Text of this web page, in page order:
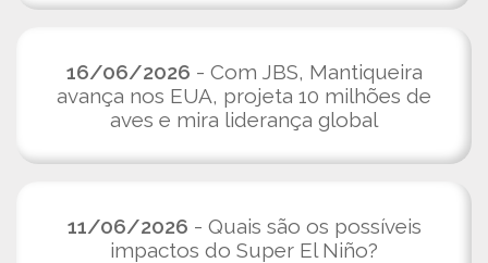
16/06/2026 - Com JBS, Mantiqueira
avança nos EUA, projeta 10 milhões de
aves e mira liderança global
11/06/2026 - Quais são os possíveis
impactos do Super El Niño?